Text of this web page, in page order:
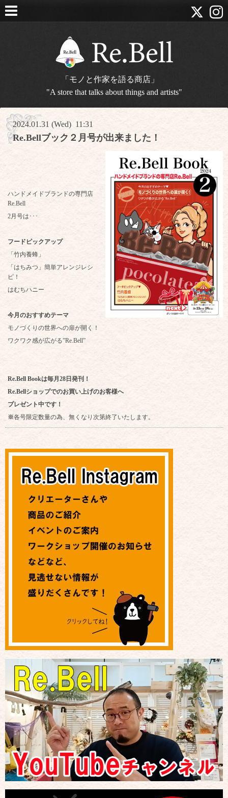
「モノと作家を語る商店」
"A store that talks about things and artists"
2024.01.31 (Wed) 11:31
Re.Bellブック２月号が出来ました！
ハンドメイドブランドの専門店
Re.Bell
2月号は･･･
フードピックアップ
「竹内養蜂」
「はちみつ」簡単アレンジレシ
ピ！
はむちハニー
今月のおすすめテーマ
モノづくりの世界への扉が開く！
ワクワク感が広がる”Re.Bell”
Re.Bell Bookは毎月28日発刊！
Re.Bellショップでのお買い上げのお客様へ
プレゼント中です！
※各号限定数量の為、無くなり次第終了いたします。